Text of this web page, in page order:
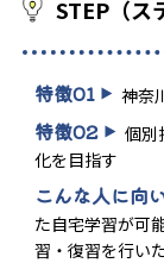
STEP（ス
特徴01 神奈
特徴02
個別
化を目指す
こんな人に向
た自宅学習が可
習・復習を行い